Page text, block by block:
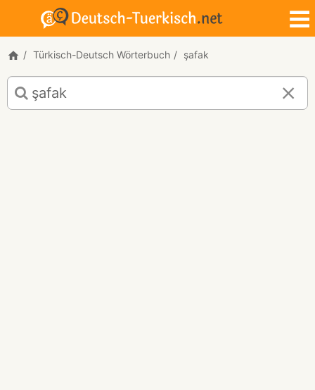
Türkisch-Deutsch Wörterbuch şafak
Türkisch-
Deutsch
Übersetzung